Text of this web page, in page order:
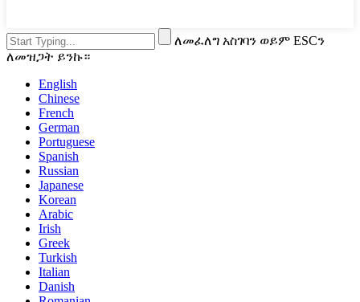
ለመፈለግ አስገባን ወይም ESCን
ለመዝጋት ይንኩ።
English
Chinese
French
German
Portuguese
Spanish
Russian
Japanese
Korean
Arabic
Irish
Greek
Turkish
Italian
Danish